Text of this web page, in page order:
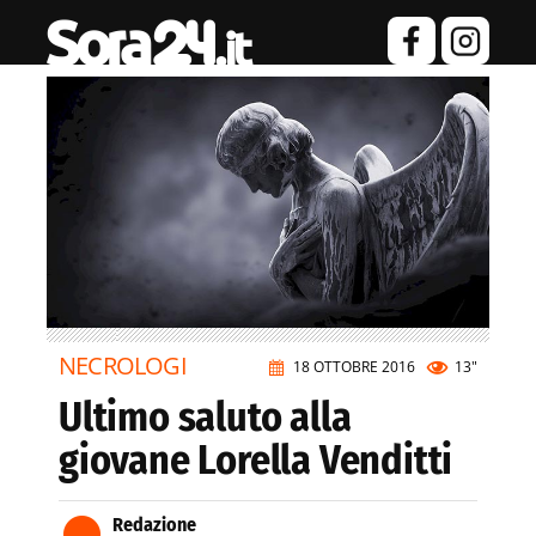
18 OTTOBRE 2016 13"
NECROLOGI
Ultimo saluto alla
giovane Lorella Venditti
Redazione